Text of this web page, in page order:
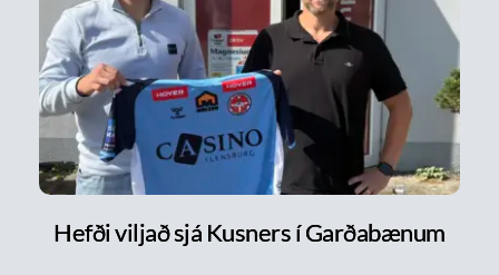
Hefði viljað sjá Kusners í Garðabænum